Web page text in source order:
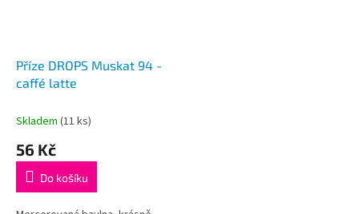
Příze DROPS Muskat 94 -
caffé latte
Skladem (11 ks)
56 Kč
Do košíku